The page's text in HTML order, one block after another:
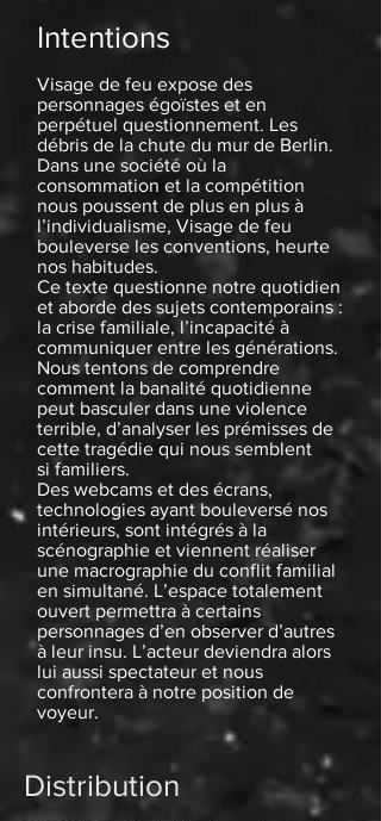
Intentions
Visage de feu expose des
personnages égoïstes et en
perpétuel questionnement. Les
débris de la chute du mur de Berlin.
Dans une société où la
consommation et la compétition
nous poussent de plus en plus à
l’individualisme, Visage de feu
bouleverse les conventions, heurte
nos habitudes.
Ce texte questionne notre quotidien
et aborde des sujets contemporains :
la crise familiale, l’incapacité à
communiquer entre les générations.
Nous tentons de comprendre
comment la banalité quotidienne
peut basculer dans une violence
terrible, d’analyser les prémisses de
cette tragédie qui nous semblent
si familiers.
Des webcams et des écrans,
technologies ayant bouleversé nos
intérieurs, sont intégrés à la
scénographie et viennent réaliser
une macrographie du conflit familial
en simultané. L’espace totalement
ouvert permettra à certains
personnages d’en observer d’autres
à leur insu. L’acteur deviendra alors
lui aussi spectateur et nous
confrontera à notre position de
voyeur.
Distribution